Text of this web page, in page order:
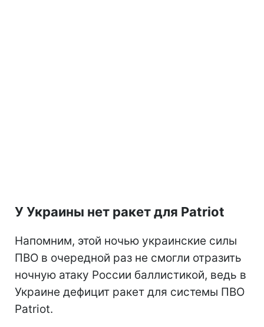
У Украины нет ракет для Patriot
Напомним, этой ночью украинские силы
ПВО в очередной раз не смогли отразить
ночную атаку России баллистикой, ведь в
Украине дефицит ракет для системы ПВО
Patriot.